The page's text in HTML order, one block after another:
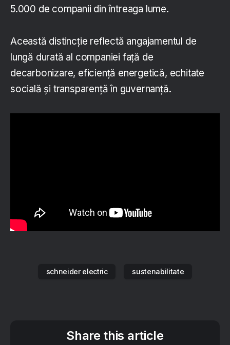
5.000 de companii din întreaga lume.
Această distincție reflectă angajamentul de
lungă durată al companiei față de
decarbonizare, eficiență energetică, echitate
socială și transparență în guvernanță.
schneider electric sustenabilitate
Share this article